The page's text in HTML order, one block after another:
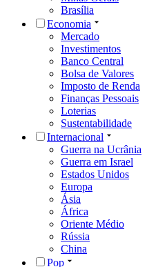
Brasília
Economia
Mercado
Investimentos
Banco Central
Bolsa de Valores
Imposto de Renda
Finanças Pessoais
Loterias
Sustentabilidade
Internacional
Guerra na Ucrânia
Guerra em Israel
Estados Unidos
Europa
Ásia
África
Oriente Médio
Rússia
China
Pop